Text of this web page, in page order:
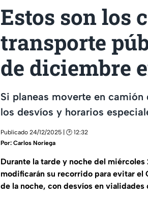
Estos son los
transporte
de diciembre
Si planeas moverte en
los desvíos y horarios
Publicado 24/12/2025 | 🕑 12:32
Por: Carlos Noriega
Durante la tarde y noche del
modificarán su recorrido para evitar el
de la noche, con desvíos en